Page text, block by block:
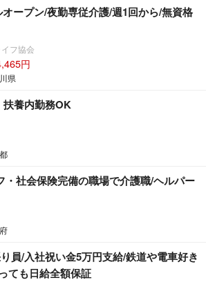
オープン/夜勤専従介護/週1回から/無資格
フ協会
円
県
養内勤務OK
・社会保険完備の職場で介護職/ヘルパー
員/入社祝い金5万円支給/鉄道や電車好き
ても日給全額保証